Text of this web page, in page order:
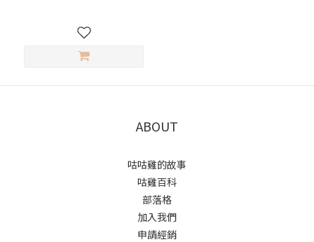
ABOUT
咕咕雞的故事
咕雞百科
部落格
加入我們
申請經銷